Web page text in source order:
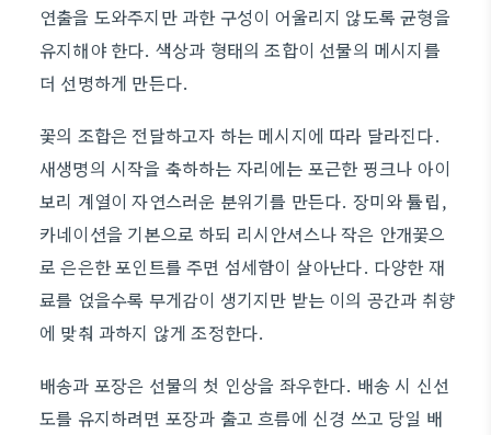
연출을 도와주지만 과한 구성이 어울리지 않도록 균형을
유지해야 한다. 색상과 형태의 조합이 선물의 메시지를
더 선명하게 만든다.
꽃의 조합은 전달하고자 하는 메시지에 따라 달라진다.
새생명의 시작을 축하하는 자리에는 포근한 핑크나 아이
보리 계열이 자연스러운 분위기를 만든다. 장미와 튤립,
카네이션을 기본으로 하되 리시안셔스나 작은 안개꽃으
로 은은한 포인트를 주면 섬세함이 살아난다. 다양한 재
료를 얹을수록 무게감이 생기지만 받는 이의 공간과 취향
에 맞춰 과하지 않게 조정한다.
배송과 포장은 선물의 첫 인상을 좌우한다. 배송 시 신선
도를 유지하려면 포장과 출고 흐름에 신경 쓰고 당일 배